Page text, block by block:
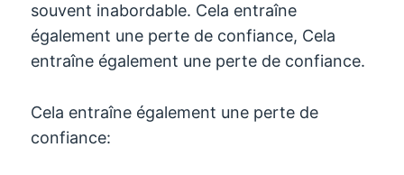
souvent inabordable. Cela entraîne
également une perte de confiance, Cela
entraîne également une perte de confiance.
Cela entraîne également une perte de
confiance: